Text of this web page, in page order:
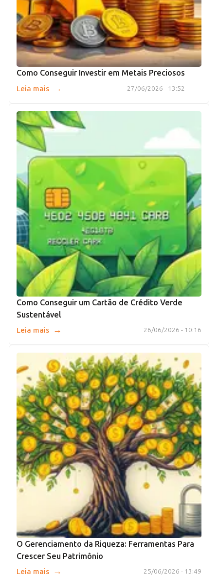
Como Conseguir Investir em Metais Preciosos
27/06/2026 - 13:52
Leia mais →
Como Conseguir um Cartão de Crédito Verde
Sustentável
26/06/2026 - 10:16
Leia mais →
O Gerenciamento da Riqueza: Ferramentas Para
Crescer Seu Patrimônio
25/06/2026 - 13:49
Leia mais →